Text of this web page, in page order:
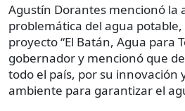
Agustín Dorantes mencionó la
problemática del agua
proyecto “El Batán, Agua para
gobernador y mencionó que
todo el país, por su innovación
ambiente para garantizar el